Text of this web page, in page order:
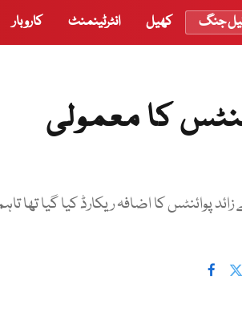
جنگ کھیل انٹرٹینمنٹ کاروبار
انڈیکس میں 33 پوائنٹس کا معمولی
کھلی تو انڈیکس40 ہزار 243 پر تھا اور پہلے ہی گھنٹے میں 200 سے زائد پوائنٹس کا اضافہ ریکارڈ کیا گیا تھا